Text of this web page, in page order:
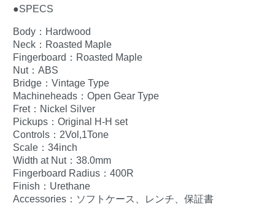
●SPECS
Body：Hardwood
Neck：Roasted Maple
Fingerboard：Roasted Maple
Nut：ABS
Bridge：Vintage Type
Machineheads：Open Gear Type
Fret：Nickel Silver
Pickups：Original H-H set
Controls：2Vol,1Tone
Scale：34inch
Width at Nut：38.0mm
Fingerboard Radius：400R
Finish：Urethane
Accessories：ソフトケース、レンチ、保証書